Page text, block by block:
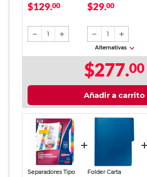
Abecedario 1 block
$129.00
1
SkyBook Go Plus
$29.00
1
Alternativas
$277.00
Añadir a carrito
Separadores Tipo
Folder Carta